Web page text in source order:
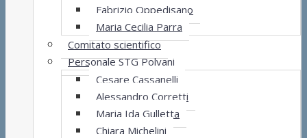
Fabrizio Oppedisano
Maria Cecilia Parra
Comitato scientifico
Personale STG Polvani
Cesare Cassanelli
Alessandro Corretti
Maria Ida Gulletta
Chiara Michelini